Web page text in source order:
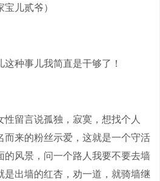
儿贰爷）
种事儿我简直是干够了！
留言说孤独，寂寞，想找个人
而来的粉丝示爱，这就是一个守活
的风景，问一个路人我要不要去墙
是出墙的红杏，劝一道，就骑墙继